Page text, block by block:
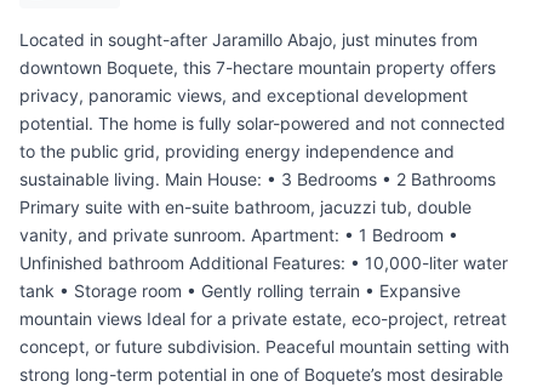
Located in sought-after Jaramillo Abajo, just minutes from
downtown Boquete, this 7-hectare mountain property offers
privacy, panoramic views, and exceptional development
potential. The home is fully solar-powered and not connected
to the public grid, providing energy independence and
sustainable living. Main House: • 3 Bedrooms • 2 Bathrooms
Primary suite with en-suite bathroom, jacuzzi tub, double
vanity, and private sunroom. Apartment: • 1 Bedroom •
Unfinished bathroom Additional Features: • 10,000-liter water
tank • Storage room • Gently rolling terrain • Expansive
mountain views Ideal for a private estate, eco-project, retreat
concept, or future subdivision. Peaceful mountain setting with
strong long-term potential in one of Boquete’s most desirable